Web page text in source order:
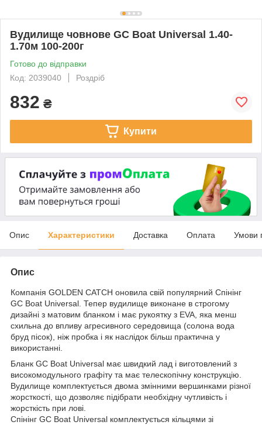
Вудилище човнове GC Boat Universal 1.40-
1.70м 100-200г
Готово до відправки
Код: 2039040
Роздріб
832 ₴
Купити
Опис Характеристики Доставка Оплата Умови
Опис
Компанія GOLDEN CATCH оновила свій популярний Спінінг
GC Boat Universal. Тепер вудилище виконане в строгому
дизайні з матовим бланком і має рукоятку з EVA, яка менш
схильна до впливу агресивного середовища (солона вода
бруд пісок), ніж пробка і як наслідок більш практична у
використанні.
Бланк GC Boat Universal має швидкий лад і виготовлений з
високомодульного графіту та має телескопічну конструкцію.
Вудилище комплектується двома змінними вершинками різної
жорсткості, що дозволяє підібрати необхідну чутливість і
жорсткість при лові.
Спінінг GC Boat Universal комплектується кільцями зі